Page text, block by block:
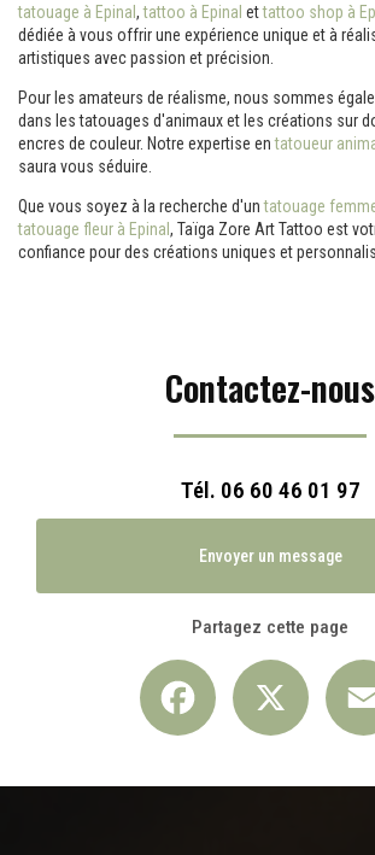
tatouage à Epinal ,tattoo à Epinal ettattoo shop à
dédiée à vous offrir une expérience unique et à
artistiques avec passion et précision.
Pour les amateurs de réalisme, nous sommes
dans les tatouages d'animaux et les créations sur
encres de couleur. Notre expertise entatoueur
saura vous séduire.
Que vous soyez à la recherche d'untatouage
tatouage fleur à Epinal , Taïga Zore Art Tattoo est
confiance pour des créations uniques et
Contactez-nous
Tél. 06 60 46 01 97
Envoyer un message
Partagez cette page
Facebook